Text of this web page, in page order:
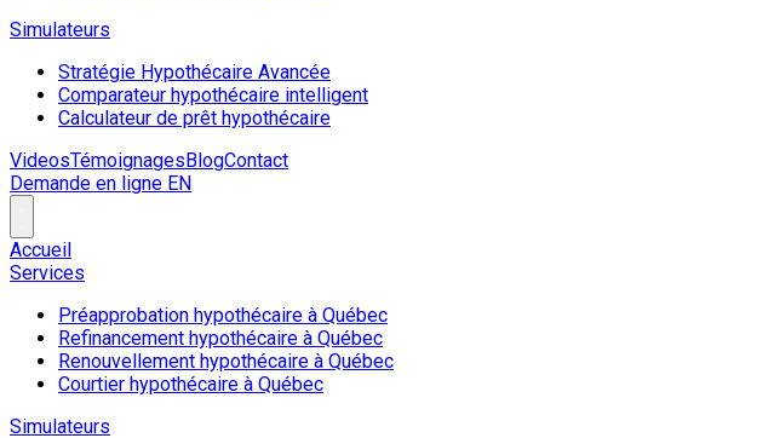
Simulateurs
Stratégie Hypothécaire Avancée
Comparateur hypothécaire intelligent
Calculateur de prêt hypothécaire
VideosTémoignagesBlogContact
Demande en ligne EN
Accueil
Services
Préapprobation hypothécaire à Québec
Refinancement hypothécaire à Québec
Renouvellement hypothécaire à Québec
Courtier hypothécaire à Québec
Simulateurs